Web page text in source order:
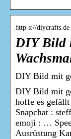
http s://
DIY Bild
DIY Bild mit
DIY Bild mit
hoffe es
Snapchat :
emoji : …
Ausrüstung